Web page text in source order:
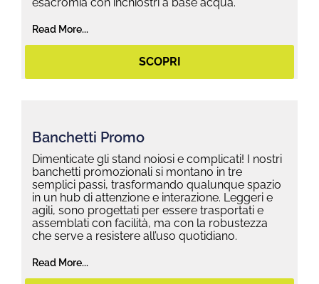
Read More...
SCOPRI
Banchetti Promo
Dimenticate gli stand noiosi e complicati! I nostri
banchetti promozionali si montano in tre
semplici passi, trasformando qualunque spazio
in un hub di attenzione e interazione. Leggeri e
agili, sono progettati per essere trasportati e
assemblati con facilità, ma con la robustezza
che serve a resistere all’uso quotidiano.
Read More...